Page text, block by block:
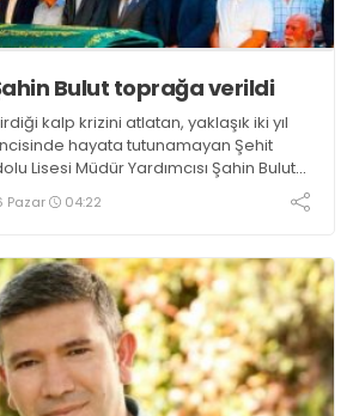
Bulut toprağa verildi
kalp krizini atlatan, yaklaşık iki yıl
hayata tutunamayan Şehit
Lisesi Müdür Yardımcısı Şahin Bulut
uğurlandı
Pazar 04:22